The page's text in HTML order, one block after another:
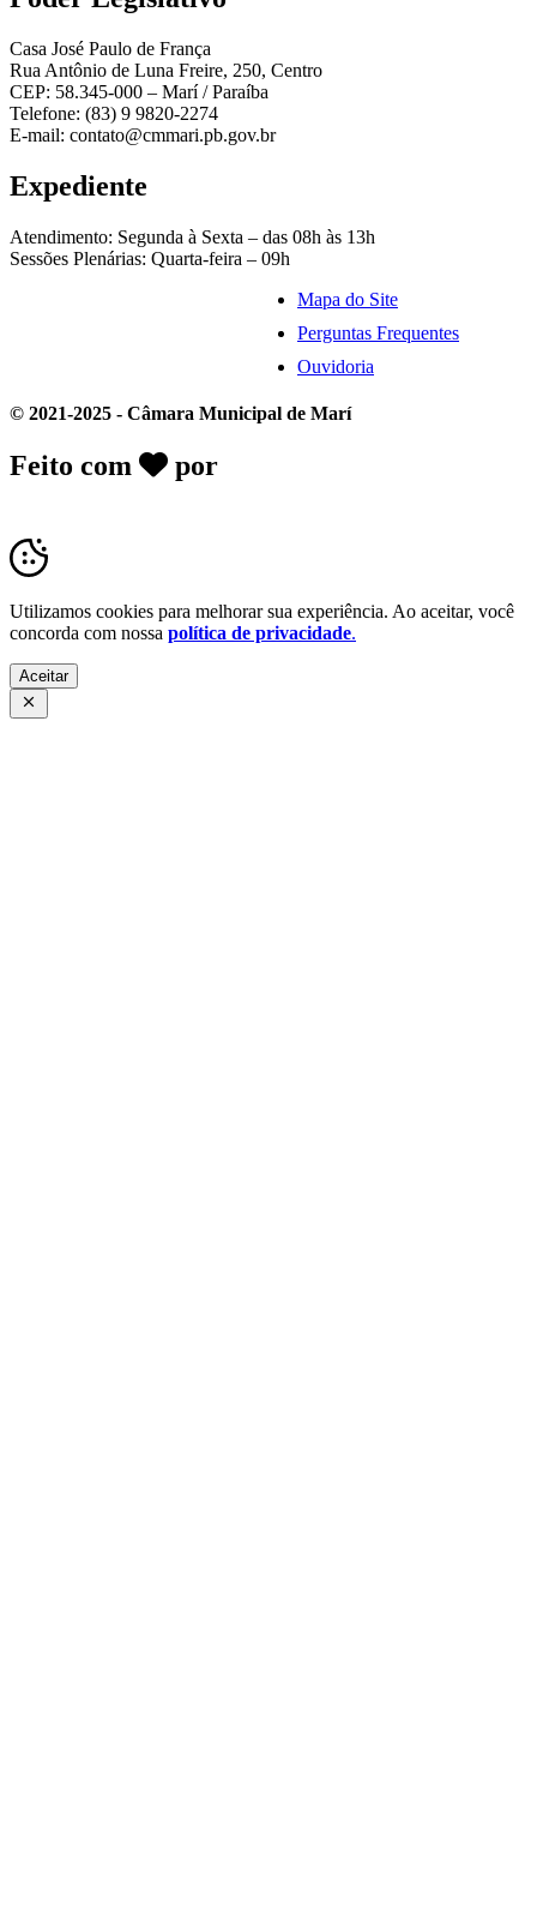
Casa José Paulo de França
Rua Antônio de Luna Freire, 250, Centro
CEP: 58.345-000 – Marí / Paraíba
Telefone: (83) 9 9820-2274
E-mail: contato@cmmari.pb.gov.br
Expediente
Atendimento: Segunda à Sexta – das 08h às 13h
Sessões Plenárias: Quarta-feira – 09h
Mapa do Site
Perguntas Frequentes
Ouvidoria
© 2021-2025 - Câmara Municipal de Marí
Feito com por
Utilizamos cookies para melhorar sua experiência. Ao aceitar, você
concorda com nossa política de privacidade.
Aceitar